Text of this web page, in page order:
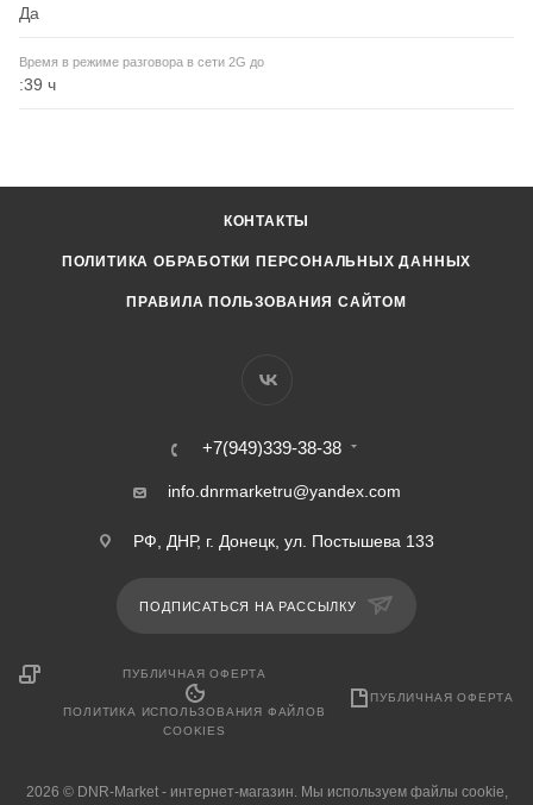
Да
Время в режиме разговора в сети 2G до
:39 ч
КОНТАКТЫ
ПОЛИТИКА ОБРАБОТКИ ПЕРСОНАЛЬНЫХ ДАННЫХ
ПРАВИЛА ПОЛЬЗОВАНИЯ САЙТОМ
+7(949)339-38-38
info.dnrmarketru@yandex.com
РФ, ДНР, г. Донецк, ул. Постышева 133
ПОДПИСАТЬСЯ НА РАССЫЛКУ
ПУБЛИЧНАЯ ОФЕРТА
ПОЛИТИКА ИСПОЛЬЗОВАНИЯ ФАЙЛОВ
COOKIES
ПУБЛИЧНАЯ ОФЕРТА
2026 © DNR-Market - интернет-магазин. Мы используем файлы cookie,